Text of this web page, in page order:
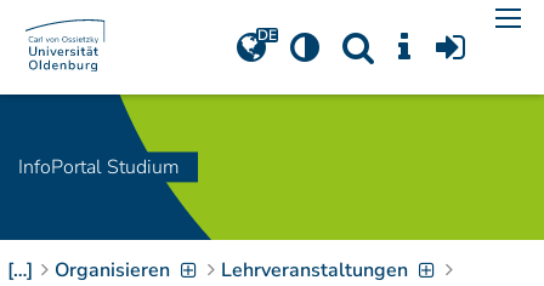
Navigation[Access-Key 1
Choose other language
Zum Inhalt springen
[Access-Key 2
Zur Suche springen
[Access-Key 4]
Zur Hauptnavigation
InfoPortal Studium
[…] Organisieren
Lehrveranstaltungen